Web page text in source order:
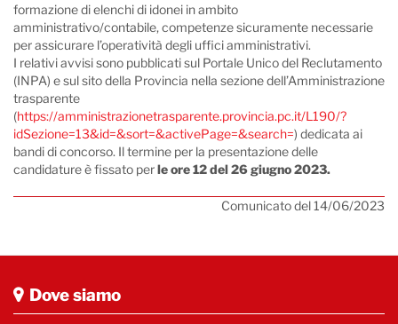
formazione di elenchi di idonei in ambito
amministrativo/contabile, competenze sicuramente necessarie
per assicurare l’operatività degli uffici amministrativi.
I relativi avvisi sono pubblicati sul Portale Unico del Reclutamento
(INPA) e sul sito della Provincia nella sezione dell’Amministrazione
trasparente
(https://amministrazionetrasparente.provincia.pc.it/L190/?
idSezione=13&id=&sort=&activePage=&search=) dedicata ai
bandi di concorso. Il termine per la presentazione delle
candidature è fissato perle ore 12 del 26 giugno 2023.
Comunicato del 14/06/2023
Dove siamo